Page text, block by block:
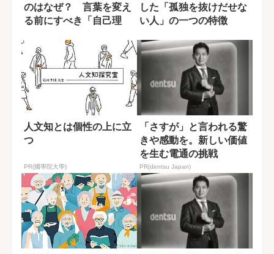
のはなぜ？ 言葉を変え
る前にすべき「自己理
した「孤独を抜けだせな
い人」の一つの特徴
人文知とは個性の上に立
つ
PR(國學院大學)
「さすが」と言われる驚
きや感動を。新しい価値
を生む電通の挑戦
PR(dentsu Japan)